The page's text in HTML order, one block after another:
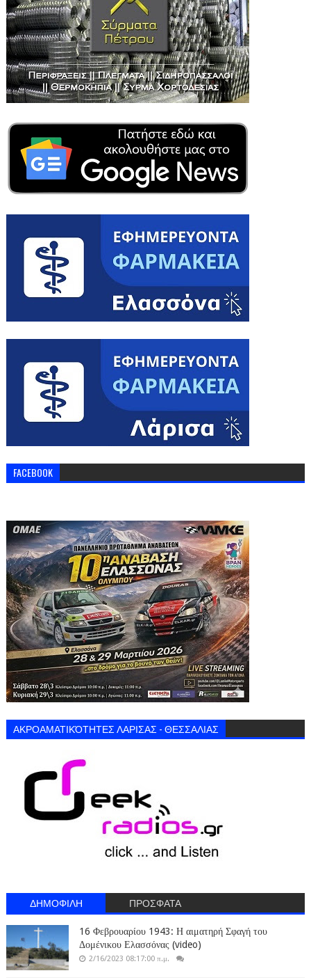
FACEBOOK
ΑΚΡΟΑΜΑΤΙΚΌΤΗΤΕΣ ΛΑΡΙΣΑΣ - ΘΕΣΣΑΛΙΑΣ
ΔΗΜΟΦΙΛΗ ΠΡΟΣΦΑΤΑ
16 Φεβρουαρίου 1943: Η αιματηρή Σφαγή του
Δομένικου Ελασσόνας (video)
2/16/2023 08:17:00 π.μ.